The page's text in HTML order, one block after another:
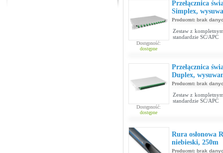
Dostępność:
dostępne
Przełącznica
Simplex,
Producent: brak
Zestaw z
standardzie SC/APC
Dostępność:
dostępne
Przełącznica
Duplex,
Producent: brak
Zestaw z
standardzie SC/APC
Rura osłonowa
niebieski, 250m
Producent: brak